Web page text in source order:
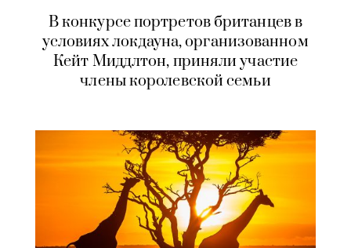
В конкурсе портретов британцев в
условиях локдауна, организованном
Кейт Миддлтон, приняли участие
члены королевской семьи